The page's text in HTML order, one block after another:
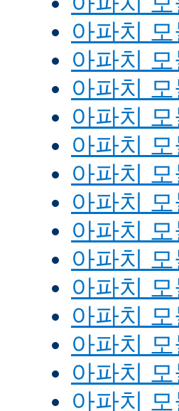
아파치
아파치
아파치
아파치
아파치
아파치
아파치
아파치
아파치
아파치
아파치
아파치
아파치
아파치